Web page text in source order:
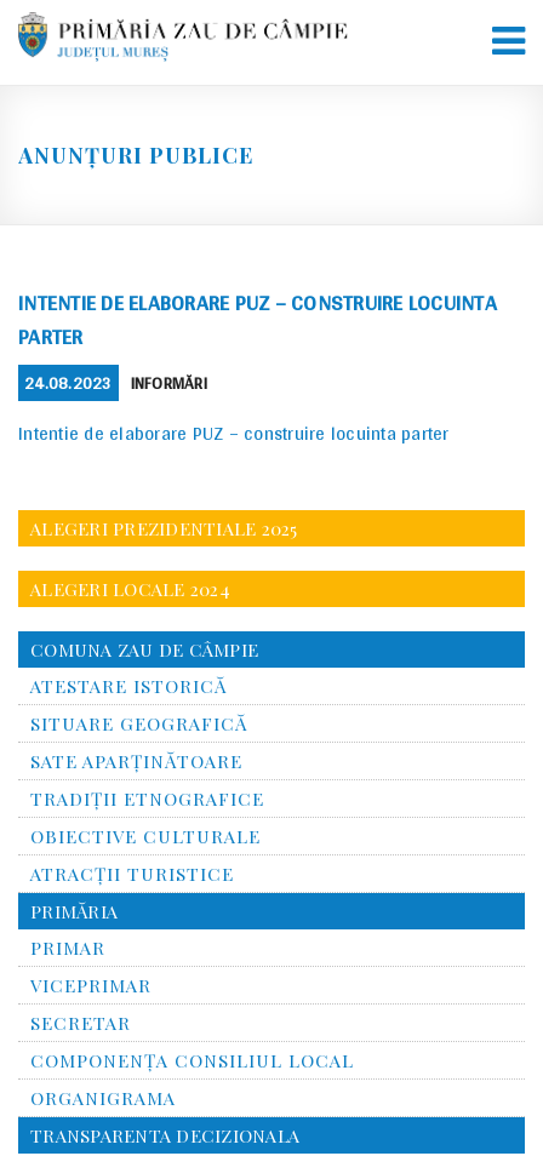
Skip
ANUNȚURI PUBLICE
INTENTIE DE ELABORARE PUZ – CONSTRUIRE LOCUINTA
PARTER
POSTED
ON
24.08.2023 CATEGORIES
INFORMĂRI
Intentie de elaborare PUZ – construire locuinta parter
ALEGERI PREZIDENTIALE 2025
ALEGERI LOCALE 2024
COMUNA ZAU DE CÂMPIE
ATESTARE ISTORICĂ
SITUARE GEOGRAFICĂ
SATE APARȚINĂTOARE
TRADIȚII ETNOGRAFICE
OBIECTIVE CULTURALE
ATRACȚII TURISTICE
PRIMĂRIA
PRIMAR
VICEPRIMAR
SECRETAR
COMPONENȚA CONSILIUL LOCAL
ORGANIGRAMA
TRANSPARENTA DECIZIONALA